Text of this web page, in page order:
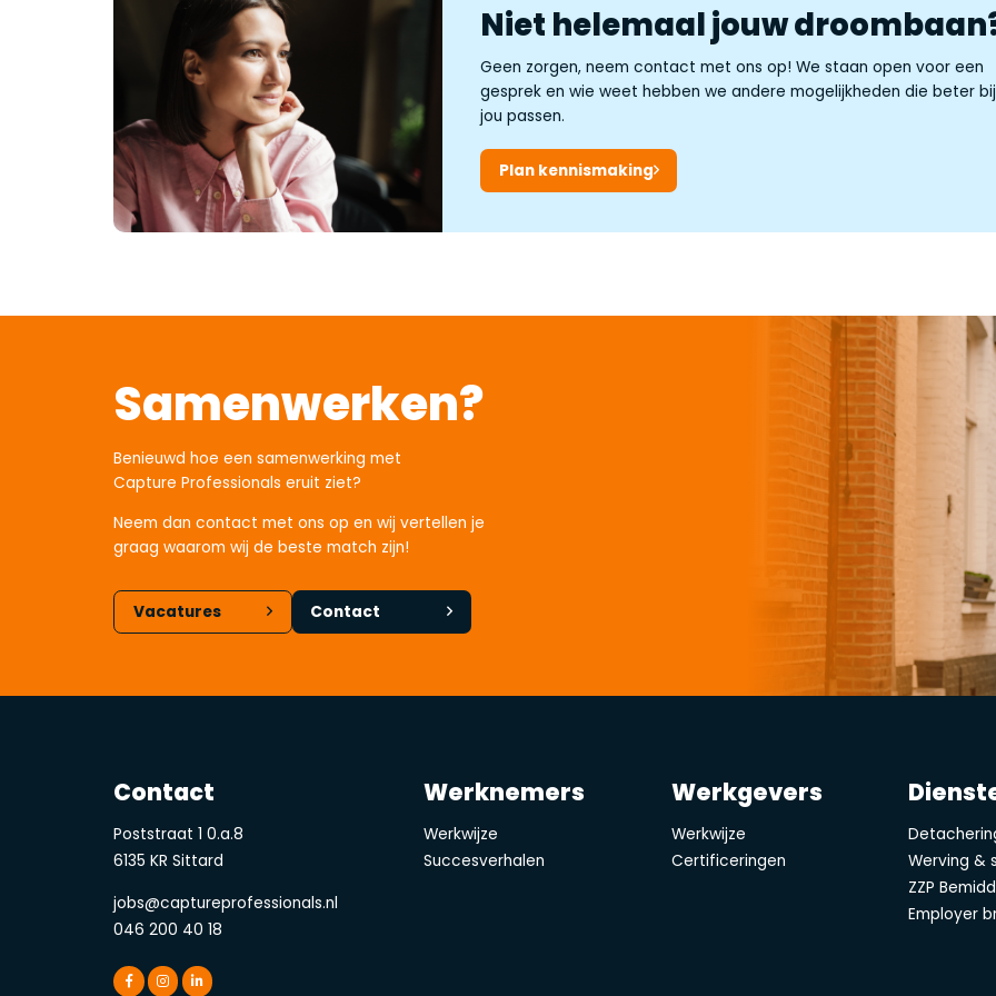
Niet helemaal jouw
Geen zorgen, neem contact met ons op! We staan open voor een
gesprek en wie weet hebben we andere mogelijkheden die beter bij
jou passen.
Plan kennismaking
Samenwerken?
Benieuwd hoe een samenwerking met
Capture Professionals eruit ziet?
Neem dan contact met ons op en wij vertellen je
graag waarom wij de beste match zijn!
Vacatures Contact
Contact
Poststraat 1 0.a.8
6135 KR Sittard
jobs@captureprofessionals.nl
046 200 40 18
Werknemers
Werkwijze
Succesverhalen
Werkgevers
Werkwijze
Certificeringen
Werving &
ZZP
Employer